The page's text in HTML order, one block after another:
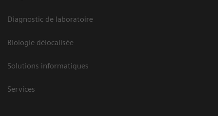
Diagnostic de laboratoire
Biologie délocalisée
Solutions informatiques
Services